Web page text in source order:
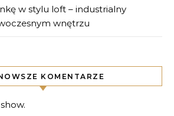
w stylu loft – industrialny
wnętrzu
KOMENTARZE